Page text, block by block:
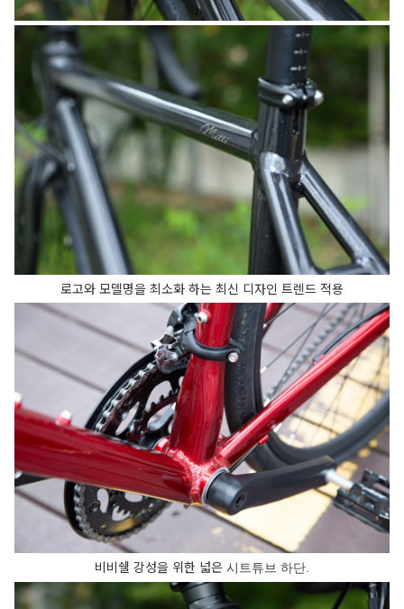
로고와 모델명을 최소화 하는 최신 디자인 트렌드 적용
비비쉘 강성을 위한 넓은 시트튜브 하단.